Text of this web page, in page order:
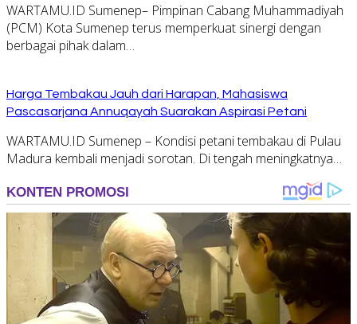
WARTAMU.ID Sumenep– Pimpinan Cabang Muhammadiyah
(PCM) Kota Sumenep terus memperkuat sinergi dengan
berbagai pihak dalam…
Harga Tembakau Jauh dari Harapan, Mahasiswa
Pascasarjana Annuqayah Suarakan Aspirasi Petani
WARTAMU.ID Sumenep – Kondisi petani tembakau di Pulau
Madura kembali menjadi sorotan. Di tengah meningkatnya…